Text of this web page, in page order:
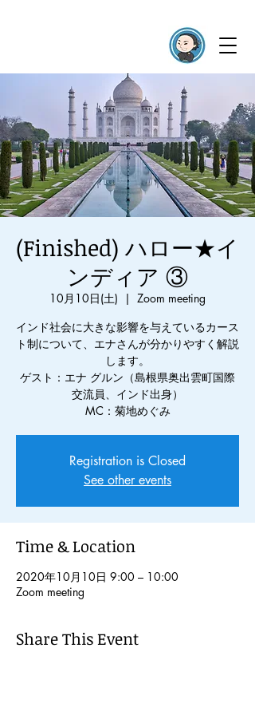
(Finished) ハロー★イ
ンディア ③
10月10日(土)
  |
Zoom meeting
インド社会に大きな影響を与えているカース
ト制について、エナさんが分かりやすく解説
します。
ゲスト：エナ グルン（島根県奥出雲町国際
交流員、インド出身）
MC：菊地めぐみ
Registration is Closed
See other events
Time & Location
2020年10月10日 9:00 – 10:00
Zoom meeting
Share This Event